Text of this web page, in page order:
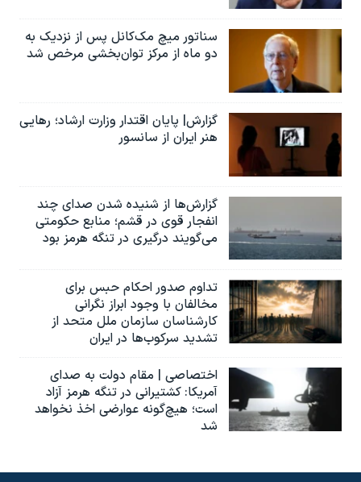
سناتور میچ مک‌کانل پس از نزدیک به
دو ماه از مرکز توان‌بخشی مرخص شد
گزارش| پایان اقتدار وزارت ارشاد؛ رهایی
هنر ایران از سانسور
گزارش‌ها از شنیده شدن صدای چند
انفجار قوی در قشم؛ منابع حکومتی
می‌گویند درگیری در تنگه هرمز بود
تداوم صدور احکام حبس برای
مخالفان با وجود ابراز نگرانی
کارشناسان سازمان ملل متحد از
تشدید سرکوب‌ها در ایران
اختصاصی | مقام دولت به صدای
آمریکا: کشتیرانی در تنگه هرمز آزاد
است؛ هیچ‌گونه عوارضی اخذ نخواهد
شد